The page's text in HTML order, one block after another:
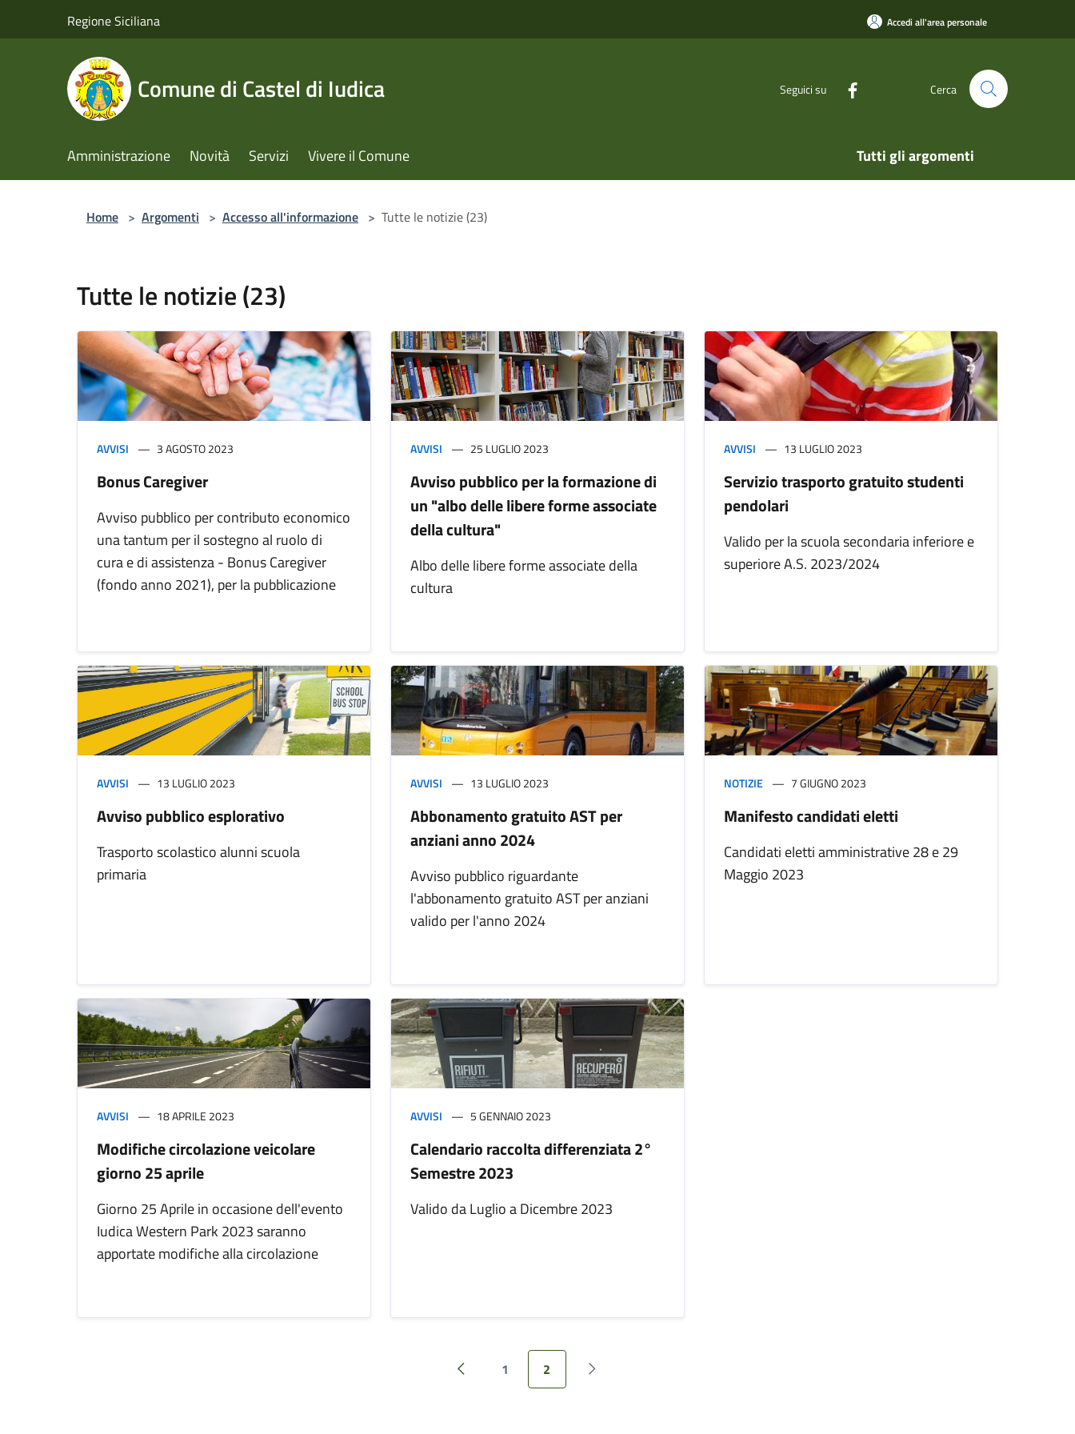
Regione Siciliana Accedi all'area personale
Comune di Castel di Iudica Seguici su Cerca
Amministrazione Novità Servizi Vivere il Comune Tutti gli argomenti
Home > Argomenti > Accesso all'informazione > Tutte le notizie (23)
Tutte le notizie (23)
AVVISI 3 AGOSTO 2023
Bonus Caregiver
Avviso pubblico per contributo economico
una tantum per il sostegno al ruolo di
cura e di assistenza - Bonus Caregiver
(fondo anno 2021), per la pubblicazione
AVVISI 25 LUGLIO 2023
Avviso pubblico per la formazione di
un "albo delle libere forme associate
della cultura"
Albo delle libere forme associate della
cultura
AVVISI 13 LUGLIO 2023
Servizio trasporto gratuito studenti
pendolari
Valido per la scuola secondaria inferiore e
superiore A.S. 2023/2024
AVVISI 13 LUGLIO 2023
Avviso pubblico esplorativo
Trasporto scolastico alunni scuola
primaria
AVVISI 13 LUGLIO 2023
Abbonamento gratuito AST per
anziani anno 2024
Avviso pubblico riguardante
l'abbonamento gratuito AST per anziani
valido per l'anno 2024
NOTIZIE 7 GIUGNO 2023
Manifesto candidati eletti
Candidati eletti amministrative 28 e 29
Maggio 2023
AVVISI 18 APRILE 2023
Modifiche circolazione veicolare
giorno 25 aprile
Giorno 25 Aprile in occasione dell'evento
Iudica Western Park 2023 saranno
apportate modifiche alla circolazione
AVVISI 5 GENNAIO 2023
Calendario raccolta differenziata 2°
Semestre 2023
Valido da Luglio a Dicembre 2023
Pagina precedente
1 2
Pagina successiva